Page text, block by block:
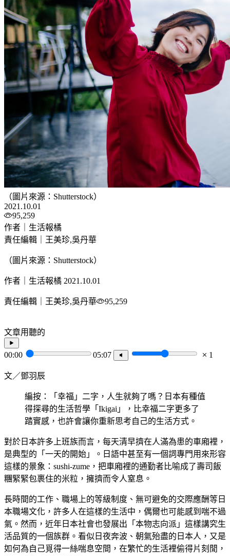
（圖片來源：Shutterstock）
2021.10.01
95,259
作者｜生活報橘
責任編輯｜王美珍,吳丹華
（圖片來源：Shutterstock）
作者｜生活報橘 2021.10.01
責任編輯｜王美珍,吳丹華 95,259
文章用聽的
00:00 05:07 1
文／鄧羽辰
編按：「幸福」二字，人生就夠了嗎？日本有種值
得探尋的生活哲學「Ikigai」，比幸福二字更多了
踏實感，也許會讓你重新思考自己的生活方式。
對於日本許多上班族而言，每天清早擠在人滿為患的車廂裡，
是典型的「一天的開始」。日語中甚至有一個詞專門用來形容
這樣的景象：sushi-zume，把車廂裡的通勤者比喻成了壽司飯
糰緊緊包裹住的米粒，擁擠而令人窒息。
長時間的工作、職場上的等級制度、無可避免的交際應酬等日
本職場文化，許多人在這樣的生活中，偶爾也可能感到喘不過
氣。然而，近年日本社會也發展出「本物志向派」這樣講究生
活品質的一個族群。看似日夜奔波、朝氣殆盡的日本人，又是
如何為自己覓得一絲喘息空間，在繁忙的生活裡偷得片刻閒，